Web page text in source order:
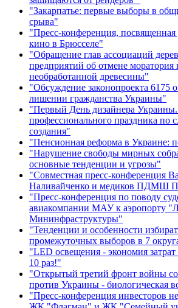
"Закарпатье: первые выборы в
срыва"
"Пресс-конференция, посвященная
кино в Брюсселе"
"Обращение глав ассоциаций
предприятий об отмене моратория
необработанной древесины"
"Обсуждение законопроекта 6175
лишении гражданства Украины"
"Первый День дизайнера
профессионального праздника по
создания"
"Пенсионная реформа в Украине:
"Нарушение свободы мирных
основные тенденции и угрозы"
"Совместная пресс-конференция
Наливайченко и медиков ПДМШ
"Пресс-конференция по поводу
авиакомпании МАУ к аэропорту
Мининфраструктуры"
"Тенденции и особенности
промежуточных выборов в 7
"LED освещения - экономия
10 раз!"
"Открытый третий фронт войны
против Украины - биологическая
"Пресс-конференция инвесторов